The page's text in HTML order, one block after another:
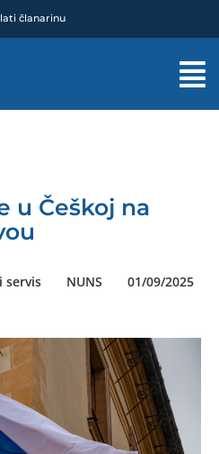
članarinu
u Češkoj na
servis NUNS 01/09/2025